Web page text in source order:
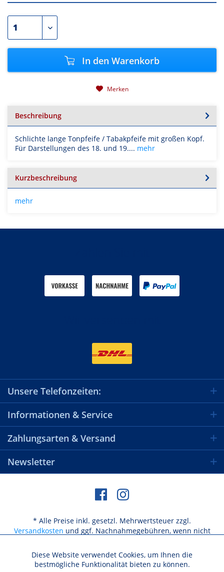
In den Warenkorb
Merken
Beschreibung
Schlichte lange Tonpfeife / Tabakpfeife mit großen Kopf.
Für Darstellungen des 18. und 19.... mehr
Kurzbeschreibung
mehr
Unsere Telefonzeiten:
Informationen & Service
Zahlungsarten & Versand
Newsletter
* Alle Preise inkl. gesetzl. Mehrwertsteuer zzgl.
Versandkosten und ggf. Nachnahmegebühren, wenn nicht
Funktionale
Aktiv
Diese Website verwendet Cookies, um Ihnen die
bestmögliche Funktionalität bieten zu können.